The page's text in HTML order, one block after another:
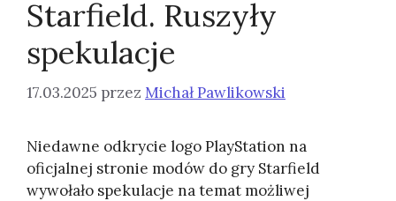
Starfield. Ruszyły
spekulacje
17.03.2025 przez Michał Pawlikowski
Niedawne odkrycie logo PlayStation na
oficjalnej stronie modów do gry Starfield
wywołało spekulacje na temat możliwej